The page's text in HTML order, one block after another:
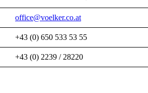
office@voelker.co.at
+43 (0) 650 533 53 55
+43 (0) 2239 / 28220